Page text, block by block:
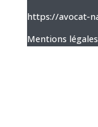
https://avocat-
Mentions légales